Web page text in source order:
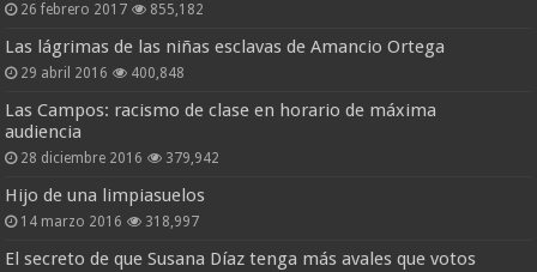
26 febrero 2017 855,182
Las lágrimas de las niñas esclavas de Amancio Ortega
29 abril 2016 400,848
Las Campos: racismo de clase en horario de máxima
audiencia
28 diciembre 2016 379,942
Hijo de una limpiasuelos
14 marzo 2016 318,997
El secreto de que Susana Díaz tenga más avales que votos